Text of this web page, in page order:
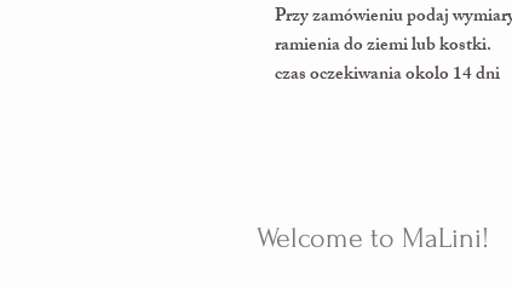
Przy zamówieniu podaj
ramienia do ziemi lub kostki.
czas oczekiwania okolo 14 dni
Welcome to MaLini!